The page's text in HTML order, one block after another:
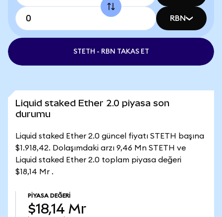
RBN
STETH - RBN TAKAS ET
Liquid staked Ether 2.0 piyasa son
durumu
Liquid staked Ether 2.0 güncel fiyatı STETH başına
$1.918,42. Dolaşımdaki arzı 9,46 Mn STETH ve
Liquid staked Ether 2.0 toplam piyasa değeri
$18,14 Mr .
PIYASA DEĞERI
$18,14 Mr